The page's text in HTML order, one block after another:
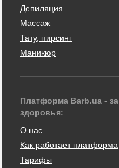
Депиляция
Массаж
Тату, пирсинг
Маникюр
Платформа Barb.ua -
здоровья:
О нас
Как работает платформа
Тарифы